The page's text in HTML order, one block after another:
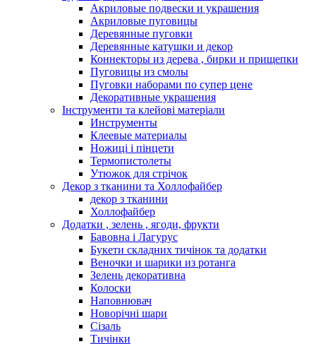
Акриловые подвески и украшения
Акриловые пуговицы
Деревянные пуговки
Деревянные катушки и декор
Коннекторы из дерева , бирки и прищепки
Пуговицы из смолы
Пуговки наборами по супер цене
Декоративные украшения
Інструменти та клейові матеріали
Инструменты
Клеевые материалы
Ножиці і пінцети
Термопистолеты
Утюжок для стрічок
Декор з тканини та Холлофайбер
декор з тканини
Холлофайбер
Додатки , зелень , ягоди, фрукти
Бавовна і Лагурус
Букети складних тичінок та додатки
Веночки и шарики из ротанга
Зелень декоративна
Колоски
Наповнювач
Новорічні шари
Сізаль
Тичінки